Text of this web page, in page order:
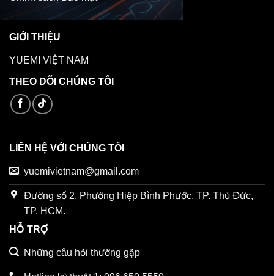
GIỚI THIỆU
YUEMI VIỆT NAM
THEO DÕI CHÚNG TÔI
LIÊN HỆ VỚI CHÚNG TÔI
yuemivietnam@gmail.com
Đường số 2, Phường Hiệp Bình Phước, TP. Thủ Đức,
TP. HCM.
HỖ TRỢ
Những câu hỏi thường gặp